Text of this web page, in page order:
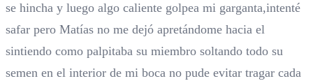
se hincha y luego algo caliente golpea mi garganta,intenté
safar pero Matías no me dejó apretándome hacia el
sintiendo como palpitaba su miembro soltando todo su
semen en el interior de mi boca no pude evitar tragar cada